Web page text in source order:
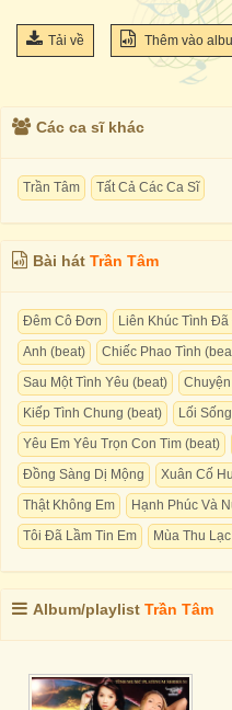
Tải về Thêm vào
Các ca sĩ khác
Trần Tâm Tất Cả Các Ca Sĩ
Bài hát Trần Tâm
Đêm Cô Đơn Liên Khúc Tình Đã
Anh (beat)
Chiếc Phao Tình
Sau Một Tình Yêu (beat)
Kiếp Tình Chung (beat)
Lối
Yêu Em Yêu Trọn Con Tim (beat)
Đồng Sàng Dị Mộng
Xuân Cố
Thật Không Em
Hạnh Phúc Và
Tôi Đã Lầm Tin Em
Mùa Thu
Album/playlist Trần Tâm